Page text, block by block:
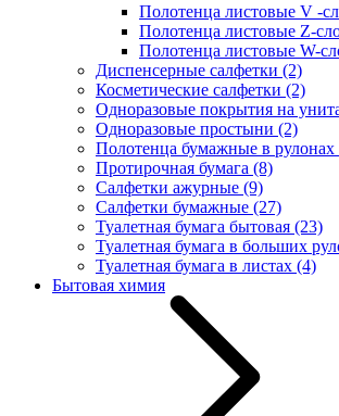
Полотенца листовые V -
Полотенца листовые Z-
Полотенца листовые W-
Диспенсерные салфетки (2)
Косметические салфетки (2)
Одноразовые покрытия на
Одноразовые простыни (2)
Полотенца бумажные в рулонах
Протирочная бумага (8)
Салфетки ажурные (9)
Салфетки бумажные (27)
Туалетная бумага бытовая (23)
Туалетная бумага в больших
Туалетная бумага в листах (4)
Бытовая химия